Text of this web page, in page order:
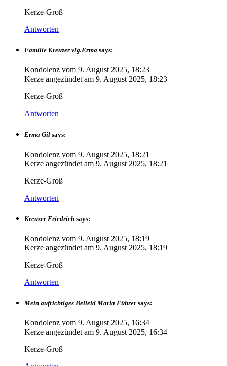
Kerze-Groß
Antworten
Familie Kreuzer vlg.Erma says:
Kondolenz vom 9. August 2025, 18:23
Kerze angezündet am 9. August 2025, 18:23
Kerze-Groß
Antworten
Erma Gil says:
Kondolenz vom 9. August 2025, 18:21
Kerze angezündet am 9. August 2025, 18:21
Kerze-Groß
Antworten
Kreuzer Friedrich says:
Kondolenz vom 9. August 2025, 18:19
Kerze angezündet am 9. August 2025, 18:19
Kerze-Groß
Antworten
Mein aufrichtiges Beileid Maria Führer says:
Kondolenz vom 9. August 2025, 16:34
Kerze angezündet am 9. August 2025, 16:34
Kerze-Groß